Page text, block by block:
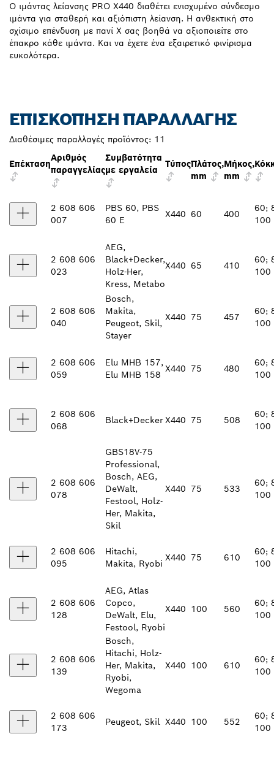
Ο ιμάντας λείανσης PRO X440 διαθέτει ενισχυμένο σύνδεσμο
ιμάντα για σταθερή και αξιόπιστη λείανση. Η ανθεκτική στο
σχίσιμο επένδυση με πανί X σας βοηθά να αξιοποιείτε στο
έπακρο κάθε ιμάντα. Και να έχετε ένα εξαιρετικό φινίρισμα
ευκολότερα.
ΕΠΙΣΚΌΠΗΣΗ ΠΑΡΑΛΛΑΓΉΣ
Διαθέσιμες παραλλαγές προϊόντος: 11
Επέκταση
Αριθμός
παραγγελίας
Συμβατότητα
με εργαλεία
ΤύποςΠλάτος,
mm
Μήκος,
mm
2 608 606
007
PBS 60, PBS
60 E
X440 60 400
60;
100
2 608 606
023
AEG,
Black+Decker,
Holz-Her,
Kress, Metabo
X440 65 410
60;
100
2 608 606
040
Bosch,
Makita,
Peugeot, Skil,
Stayer
X440 75 457
60;
100
2 608 606
059
Elu MHB 157,
Elu MHB 158
X440 75 480
60;
100
2 608 606
068
Black+DeckerX440 75 508
60;
100
2 608 606
078
GBS18V-75
Professional,
Bosch, AEG,
DeWalt,
Festool, Holz-
Her, Makita,
Skil
X440 75 533
60;
100
2 608 606
095
Hitachi,
Makita, Ryobi
X440 75 610
60;
100
2 608 606
128
AEG, Atlas
Copco,
DeWalt, Elu,
Festool, Ryobi
X440 100 560
60;
100
2 608 606
139
Bosch,
Hitachi, Holz-
Her, Makita,
Ryobi,
Wegoma
X440 100 610
60;
100
2 608 606
173
Peugeot, Skil X440 100 552
60;
100